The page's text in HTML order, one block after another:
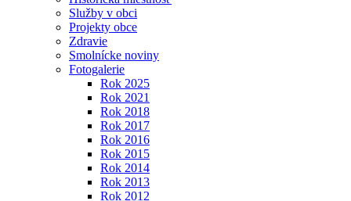
Služby v obci
Projekty obce
Zdravie
Smolnícke noviny
Fotogalerie
Rok 2025
Rok 2021
Rok 2018
Rok 2017
Rok 2016
Rok 2015
Rok 2014
Rok 2013
Rok 2012